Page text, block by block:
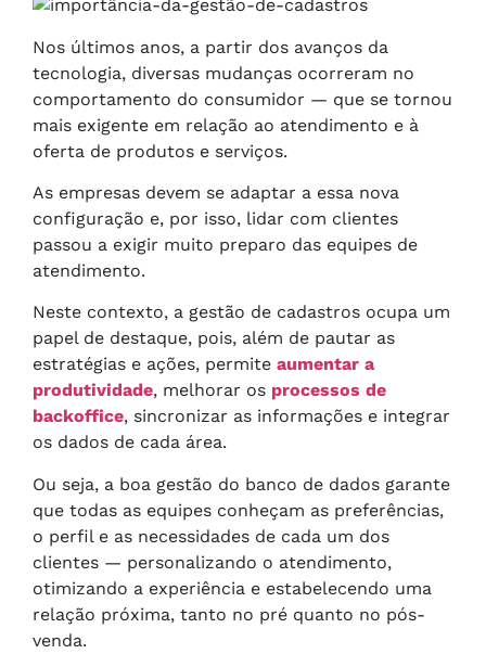
Nos últimos anos, a partir dos avanços da
tecnologia, diversas mudanças ocorreram no
comportamento do consumidor — que se tornou
mais exigente em relação ao atendimento e à
oferta de produtos e serviços.
As empresas devem se adaptar a essa nova
configuração e, por isso, lidar com clientes
passou a exigir muito preparo das equipes de
atendimento.
Neste contexto, a gestão de cadastros ocupa um
papel de destaque, pois, além de pautar as
estratégias e ações, permite aumentar a
produtividade, melhorar os processos de
backoffice, sincronizar as informações e integrar
os dados de cada área.
Ou seja, a boa gestão do banco de dados garante
que todas as equipes conheçam as preferências,
o perfil e as necessidades de cada um dos
clientes — personalizando o atendimento,
otimizando a experiência e estabelecendo uma
relação próxima, tanto no pré quanto no pós-
venda.